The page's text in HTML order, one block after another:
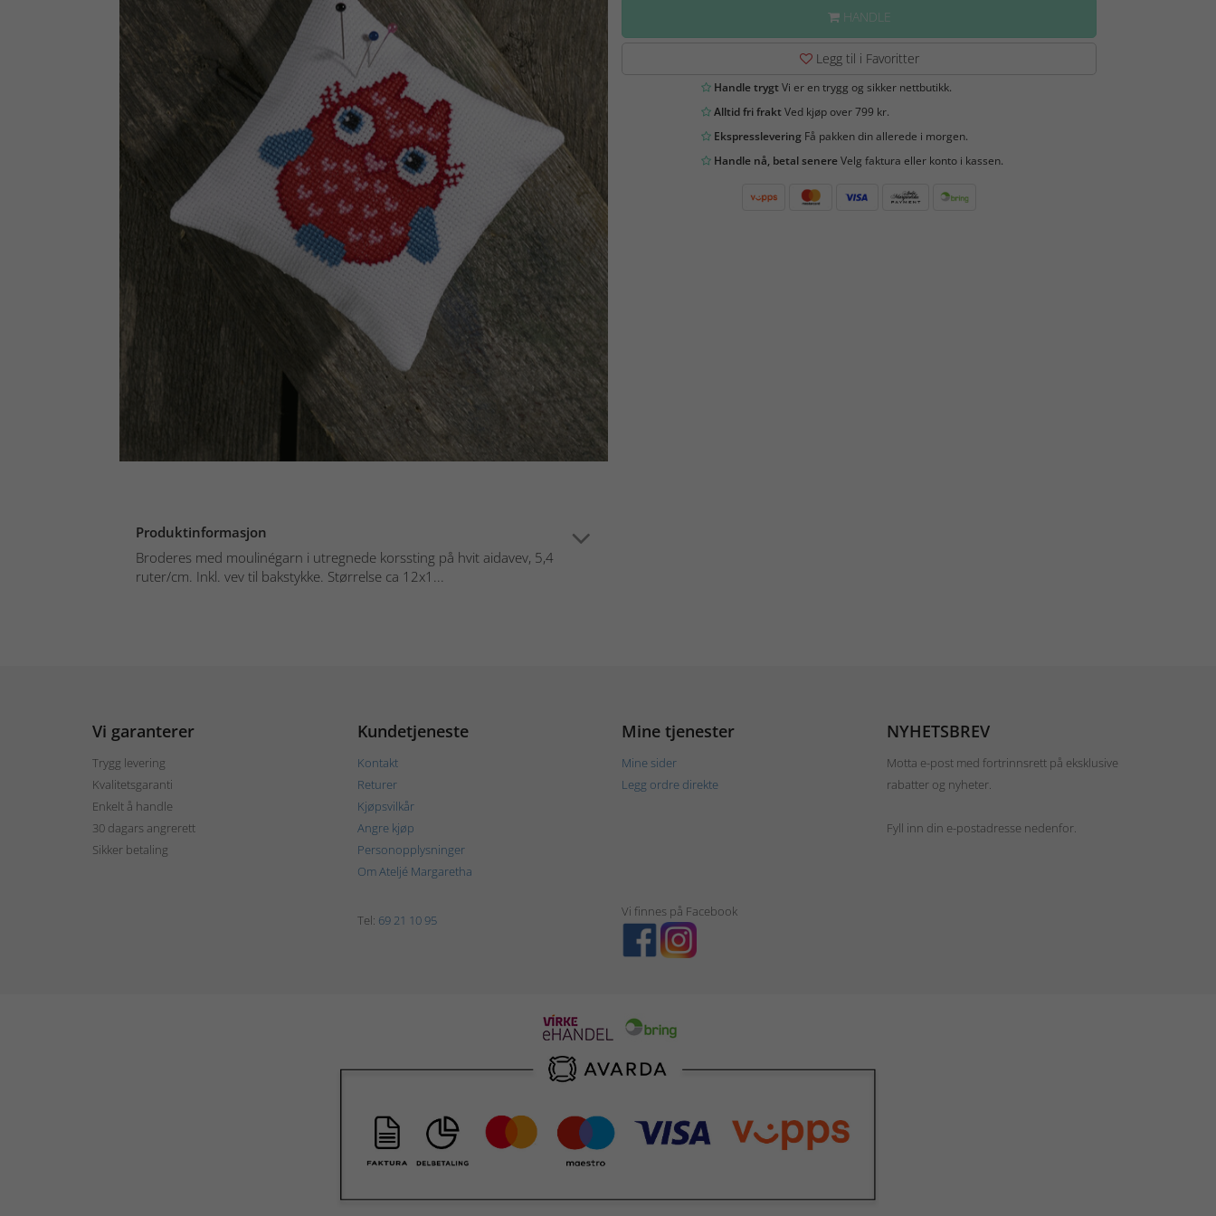
Produktinformasjon
Broderes med moulinégarn i utregnede korssting på hvit aidavev, 5,4
ruter/cm. Inkl. vev til bakstykke. Størrelse ca 12x1...
HANDLE
Legg til i Favoritter
Handle trygtVi er en trygg og sikker nettbutikk.
Alltid fri fraktVed kjøp over 799 kr.
EkspressleveringFå pakken din allerede i morgen.
Handle nå, betal senereVelg faktura eller konto i kassen.
Vi garanterer
Trygg levering
Kvalitetsgaranti
Enkelt å handle
30 dagars angrerett
Sikker betaling
Kundetjeneste
Kontakt
Returer
Kjøpsvilkår
Angre kjøp
Personopplysninger
Om Ateljé Margaretha
Mine tjenester
Mine sider
Legg ordre direkte
NYHETSBREV
Motta e-post med fortrinnsrett på eksklusive
rabatter og nyheter.
Fyll inn din e-postadresse nedenfor.
Tel: 69 21 10 95
Vi finnes på Facebook